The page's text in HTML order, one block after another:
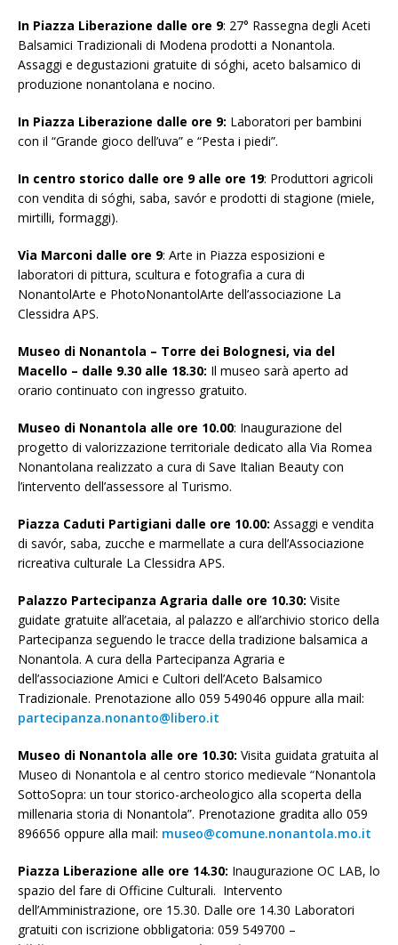
In Piazza Liberazione dalle ore 9: 27° Rassegna degli Aceti
Balsamici Tradizionali di Modena prodotti a Nonantola.
Assaggi e degustazioni gratuite di sóghi, aceto balsamico di
produzione nonantolana e nocino.
In Piazza Liberazione dalle ore 9: Laboratori per bambini
con il “Grande gioco dell’uva” e “Pesta i piedi”.
In centro storico dalle ore 9 alle ore 19: Produttori agricoli
con vendita di sóghi, saba, savór e prodotti di stagione (miele,
mirtilli, formaggi).
Via Marconi dalle ore 9: Arte in Piazza esposizioni e
laboratori di pittura, scultura e fotografia a cura di
NonantolArte e PhotoNonantolArte dell’associazione La
Clessidra APS.
Museo di Nonantola – Torre dei Bolognesi, via del
Macello – dalle 9.30 alle 18.30: Il museo sarà aperto ad
orario continuato con ingresso gratuito.
Museo di Nonantola alle ore 10.00: Inaugurazione del
progetto di valorizzazione territoriale dedicato alla Via Romea
Nonantolana realizzato a cura di Save Italian Beauty con
l’intervento dell’assessore al Turismo.
Piazza Caduti Partigiani dalle ore 10.00: Assaggi e vendita
di savór, saba, zucche e marmellate a cura dell’Associazione
ricreativa culturale La Clessidra APS.
Palazzo Partecipanza Agraria dalle ore 10.30: Visite
guidate gratuite all’acetaia, al palazzo e all’archivio storico della
Partecipanza seguendo le tracce della tradizione balsamica a
Nonantola. A cura della Partecipanza Agraria e
dell’associazione Amici e Cultori dell’Aceto Balsamico
Tradizionale. Prenotazione allo 059 549046 oppure alla mail:
partecipanza.nonanto@libero.it
Museo di Nonantola alle ore 10.30: Visita guidata gratuita al
Museo di Nonantola e al centro storico medievale “Nonantola
SottoSopra: un tour storico-archeologico alla scoperta della
millenaria storia di Nonantola”. Prenotazione gradita allo 059
896656 oppure alla mail: museo@comune.nonantola.mo.it
Piazza Liberazione alle ore 14.30: Inaugurazione OC LAB, lo
spazio del fare di Officine Culturali. Intervento
dell’Amministrazione, ore 15.30. Dalle ore 14.30 Laboratori
gratuiti con iscrizione obbligatoria: 059 549700 –